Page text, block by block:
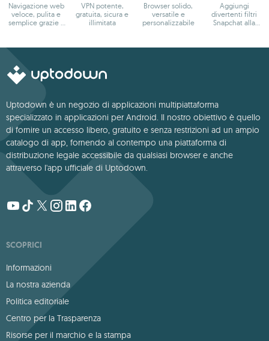
Navigazione web
veloce, pulita e
semplice grazie a
VPN potente,
gratuita, sicura e
illimitata
Browser solido,
versatile e
personalizzabile
Aggiungi
divertenti filtri
Snapchat alla
Uptodown è un negozio di applicazioni multipiattaforma
specializzato in applicazioni per Android. Il nostro obiettivo è quello
di fornire un accesso libero, gratuito e senza restrizioni ad un ampio
catalogo di app, fornendo al contempo una piattaforma di
distribuzione legale accessibile da qualsiasi browser e anche
attraverso l'app ufficiale di Uptodown.
SCOPRICI
Informazioni
La nostra azienda
Politica editoriale
Centro per la Trasparenza
Risorse per il marchio e la stampa